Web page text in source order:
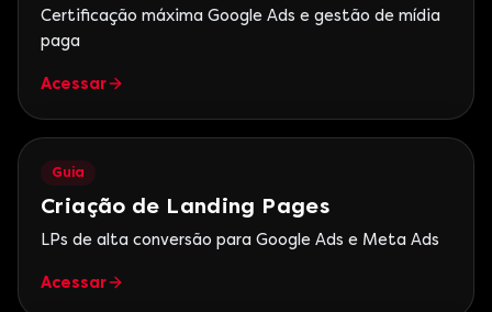
Certificação máxima Google Ads e gestão de mídia
paga
Acessar
Guia
Criação de Landing Pages
LPs de alta conversão para Google Ads e Meta Ads
Acessar